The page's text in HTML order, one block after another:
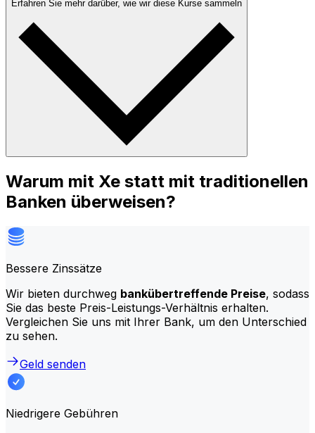
Erfahren Sie mehr darüber, wie wir diese Kurse sammeln
Warum mit Xe statt mit traditionellen
Banken überweisen?
Bessere Zinssätze
Wir bieten durchweg bankübertreffende Preise, sodass
Sie das beste Preis-Leistungs-Verhältnis erhalten.
Vergleichen Sie uns mit Ihrer Bank, um den Unterschied
zu sehen.
Geld senden
Niedrigere Gebühren